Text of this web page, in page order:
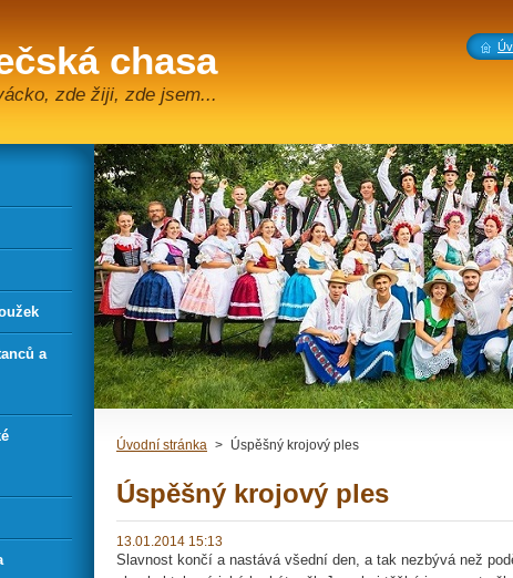
chasa
zde žiji, zde jsem...
Úvodní stránka > Úspěšný krojový ples
Úspěšný krojový ples
13.01.2014 15:13
Slavnost končí a nastává všední den, a tak nezbývá než
a